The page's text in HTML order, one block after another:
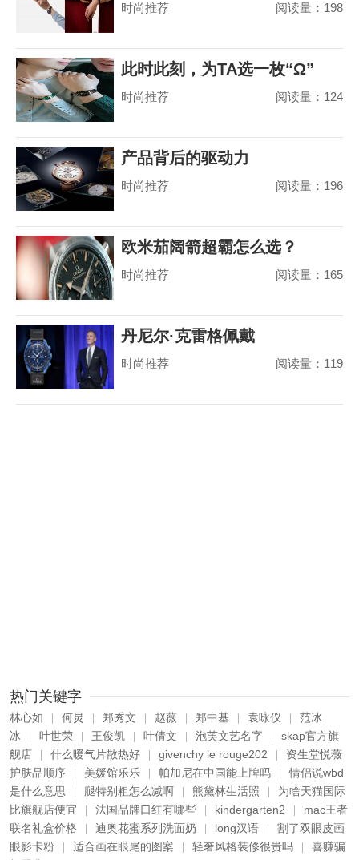
选
时尚推荐 阅读量：198
此时此刻，为TA选一枚“Ω”
时尚推荐 阅读量：124
产品背后的驱动力
时尚推荐 阅读量：196
欧米茄阔箭超霸怎么选？
时尚推荐 阅读量：165
丹尼尔·克雷格佩戴
MoonSwatch 出席美国国
时尚推荐 阅读量：119
热门关键字
林心如 何炅 郑秀文 赵薇 郑中基 袁咏仪
范冰
冰
叶世荣 王俊凯 叶倩文 泡芙文艺名字
skap官方旗
舰店
什么暖气片散热好 givenchy le rouge202
资生堂悦薇
护肤品顺序
美媛馆乐乐 帕加尼在中国能上牌吗
情侣说wbd
是什么意思
腿特别粗怎么减啊 熊黛林生活照
为啥天猫国际
比旗舰店便宜
法国品牌口红有哪些 kindergarten2
mac王者
联名礼盒价格
迪奥花蜜系列洗面奶 long汉语
割了双眼皮画
眼影卡粉
适合画在眼尾的图案 轻奢风格装修很贵吗
喜赚骗